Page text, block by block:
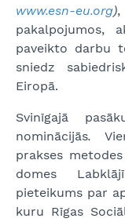
www.esn-eu.org)
pakalpojumos,
paveikto darbu
sniedz
Eiropā.
Svinīgajā
nominācijās.
prakses
domes
pieteikums par
kuru Rīgas